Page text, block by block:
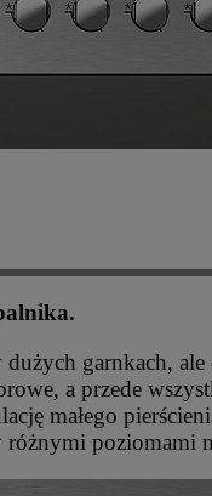
garnkach, ale
a przede
małego
różnymi